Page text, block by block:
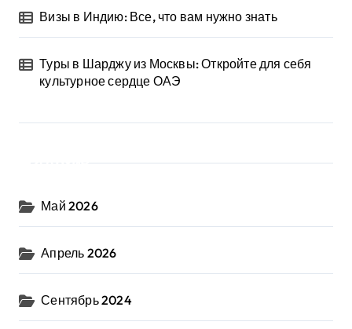
Визы в Индию: Все, что вам нужно знать
Туры в Шарджу из Москвы: Откройте для себя
культурное сердце ОАЭ
Май 2026
Апрель 2026
Сентябрь 2024